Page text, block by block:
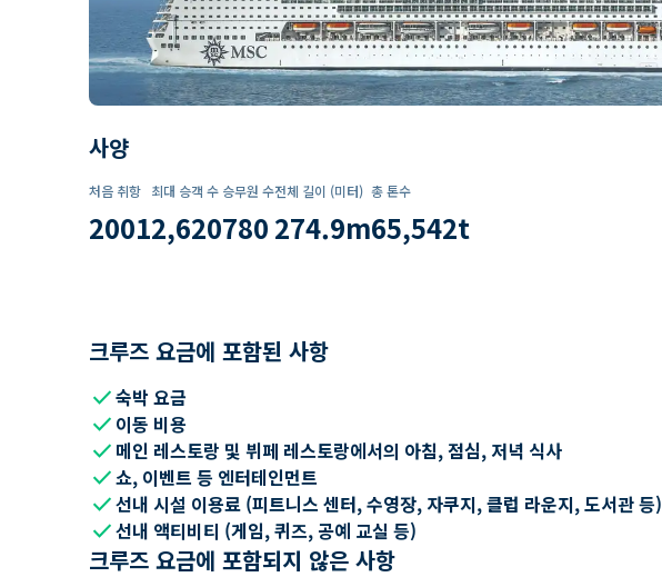
사양
처음 취항
2001
최대 승객 수
2,620
승무원 수
780
전체 길이 (미터)
274.9m
총 톤수
65,542t
크루즈 요금에 포함된 사항
check숙박 요금
check 이동 비용
check 메인 레스토랑 및 뷔페 레스토랑에서의 아침, 점심, 저녁 식사
check쇼, 이벤트 등 엔터테인먼트
check선내 시설 이용료 (피트니스 센터, 수영장, 자쿠지, 클럽 라운지, 도서관 등)
check선내 액티비티 (게임, 퀴즈, 공예 교실 등)
크루즈 요금에 포함되지 않은 사항